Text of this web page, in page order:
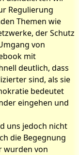
Regulierung
Themen wie
der Schutz
von
mit
deutlich, dass
sind, als sie
bedeutet
eingehen und
uns jedoch nicht
die Begegnung
wurden von